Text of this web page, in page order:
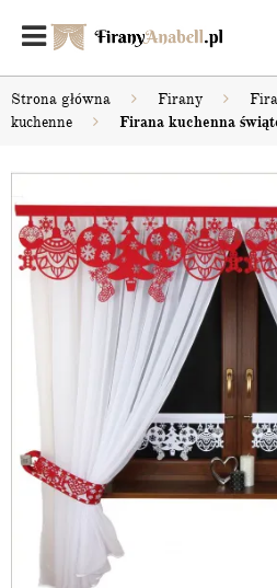
Strona główna Firany
kuchenne
Firana kuchenna